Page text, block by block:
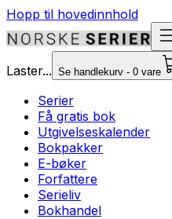
Hopp til hovedinnhold
Laster... Se handlekurv - 0 vare
Serier
Få gratis bok
Utgivelseskalender
Bokpakker
E-bøker
Forfattere
Serieliv
Bokhandel